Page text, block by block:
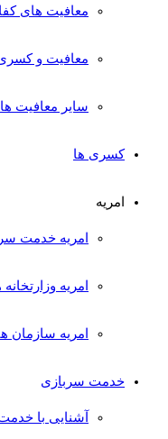
معافیت های کفالت
معافیت و کسری
سایر معافیت ها
کسری ها
امریه
امریه خدمت سربازی
امریه وزارتخانه ها
امریه سازمان ها
خدمت سربازی
آشنایی با خدمت